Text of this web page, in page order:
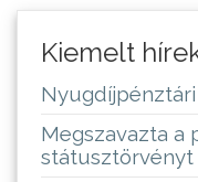
Kiemelt
Megszavazta a
státusztörvényt